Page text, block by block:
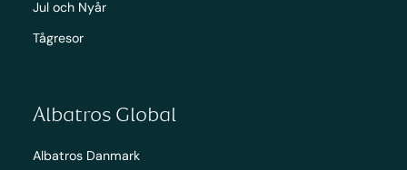
Jul och Nyår
Tågresor
Albatros Global
Albatros Danmark